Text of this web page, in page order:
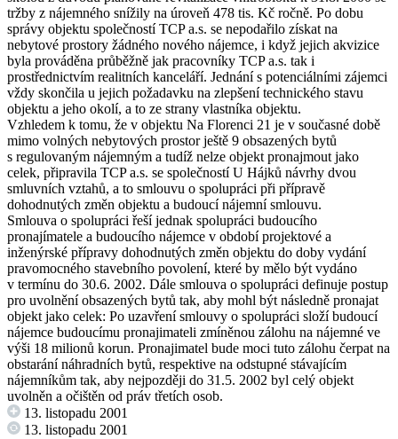
tržby z nájemného snížily na úroveň 478 tis. Kč ročně. Po dobu
správy objektu společností TCP a.s. se nepodařilo získat na
nebytové prostory žádného nového nájemce, i když jejich akvizice
byla prováděna průběžně jak pracovníky TCP a.s. tak i
prostřednictvím realitních kanceláří. Jednání s potenciálními zájemci
vždy skončila u jejich požadavku na zlepšení technického stavu
objektu a jeho okolí, a to ze strany vlastníka objektu.
Vzhledem k tomu, že v objektu Na Florenci 21 je v současné době
mimo volných nebytových prostor ještě 9 obsazených bytů
s regulovaným nájemným a tudíž nelze objekt pronajmout jako
celek, připravila TCP a.s. se společností U Hájků návrhy dvou
smluvních vztahů, a to smlouvu o spolupráci při přípravě
dohodnutých změn objektu a budoucí nájemní smlouvu.
Smlouva o spolupráci řeší jednak spolupráci budoucího
pronajímatele a budoucího nájemce v období projektové a
inženýrské přípravy dohodnutých změn objektu do doby vydání
pravomocného stavebního povolení, které by mělo být vydáno
v termínu do 30.6. 2002. Dále smlouva o spolupráci definuje postup
pro uvolnění obsazených bytů tak, aby mohl být následně pronajat
objekt jako celek: Po uzavření smlouvy o spolupráci složí budoucí
nájemce budoucímu pronajimateli zmíněnou zálohu na nájemné ve
výši 18 milionů korun. Pronajimatel bude moci tuto zálohu čerpat na
obstarání náhradních bytů, respektive na odstupné stávajícím
nájemníkům tak, aby nejpozději do 31.5. 2002 byl celý objekt
uvolněn a očištěn od práv třetích osob.
13. listopadu 2001
13. listopadu 2001